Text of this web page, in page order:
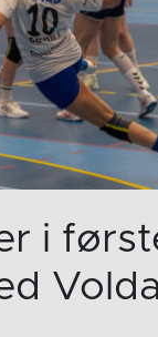
i
Volda